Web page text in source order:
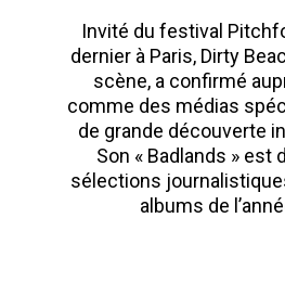
Invité du festival
dernier à Paris, Dirty
scène, a confirmé
comme des médias
de grande découverte
Son « Badlands » est
sélections
albums de